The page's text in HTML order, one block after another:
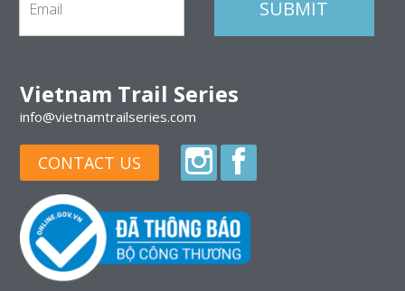
Vietnam Trail Series
info@vietnamtrailseries.com
CONTACT US